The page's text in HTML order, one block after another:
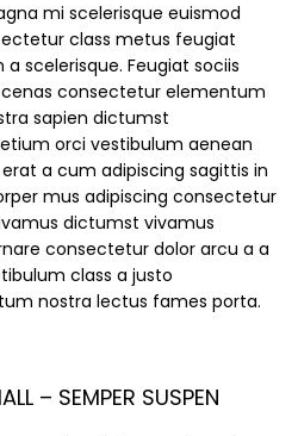
mi scelerisque euismod
class metus feugiat
scelerisque. Feugiat sociis
consectetur elementum
sapien dictumst
orci vestibulum aenean
a cum adipiscing sagittis in
mus adipiscing consectetur
dictumst vivamus
consectetur dolor arcu a a
class a justo
nostra lectus fames porta.
– SEMPER SUSPEN